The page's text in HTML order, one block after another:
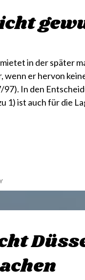
in der später
wenn er hervon
97). In den
1) ist auch für die